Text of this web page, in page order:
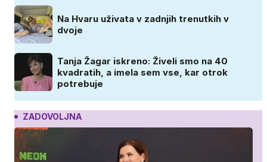
Na Hvaru uživata v zadnjih trenutkih v
dvoje
Tanja Žagar iskreno: Živeli smo na 40
kvadratih, a imela sem vse, kar otrok
potrebuje
ZADOVOLJNA